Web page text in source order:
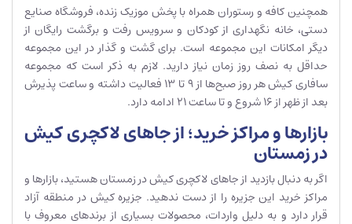
همچنین کافه و رستوران همراه با پخش موزیک زنده، فروشگاه صنایع
دستی، خانه نگهداری از کودکان و سرویس رفت و برگشت رایگان از
دیگر امکانات این مجموعه است. برای گشت و گذار در این مجموعه
حداقل به نصف روز زمان نیاز دارید. لازم به ذکر است که مجموعه
سافاری کیش هر روز صبح‌ها از 9 تا 13 فعالیت داشته و ساعت پذیرش
بعد از ظهر از 16 شروع و تا ساعت 21 ادامه دارد.
بازارها و مراکز خرید؛ از جاهای لاکچری کیش
در زمستان
اگر به دنبال بازدید از جاهای لاکچری کیش در زمستان هستید، بازارها و
مراکز خرید این جزیره را از دست ندهید. جزیره کیش در منطقه آزاد
قرار دارد و به دلیل واردات، محصولات بسیاری از برندهای معروف با